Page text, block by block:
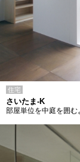
住宅
さいたま-K
部屋単位を中庭を囲